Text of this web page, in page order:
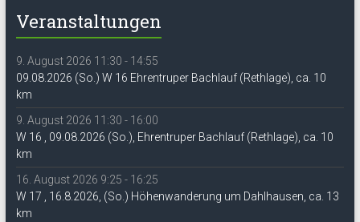
Veranstaltungen
9. August 2026 11:30 - 14:55
09.08.2026 (So.) W 16 Ehrentruper Bachlauf (Rethlage), ca. 10
km
9. August 2026 11:30 - 16:00
W 16 , 09.08.2026 (So.), Ehrentruper Bachlauf (Rethlage), ca. 10
km
16. August 2026 9:25 - 16:25
W 17 , 16.8.2026, (So.) Höhenwanderung um Dahlhausen, ca. 13
km